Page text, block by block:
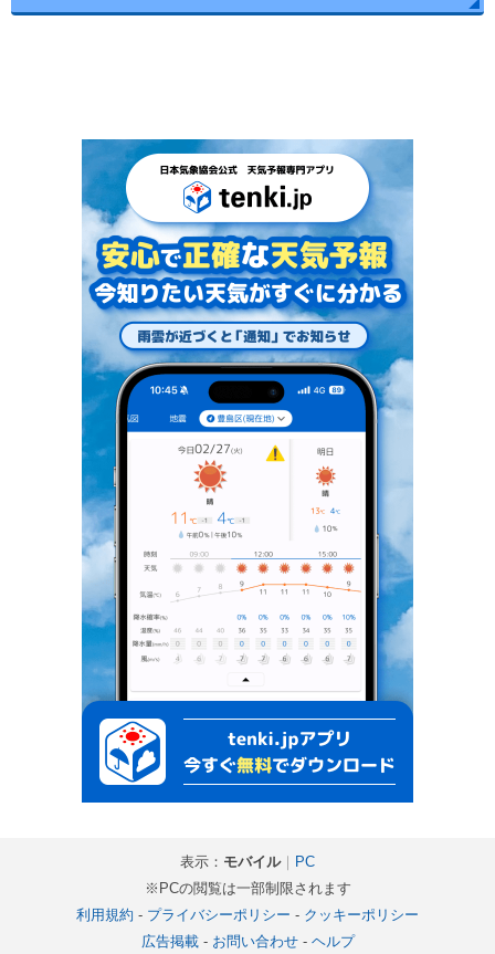
表示： モバイル｜ PC
※PCの閲覧は一部制限されます
利用規約 - プライバシーポリシー - クッキーポリシー
広告掲載- お問い合わせ- ヘルプ